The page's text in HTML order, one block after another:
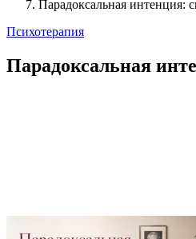
Парадоксальная интенция:
Психотерапия
Парадоксальная